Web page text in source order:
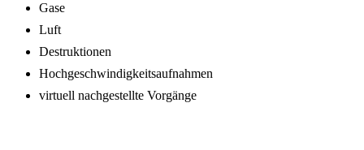
Gase
Luft
Destruktionen
Hochgeschwindigkeitsaufnahmen
virtuell nachgestellte Vorgänge